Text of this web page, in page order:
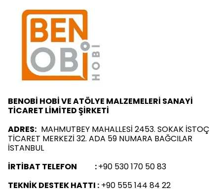
BENOBİ HOBİ VE ATÖLYE MALZEMELERİ SANAYİ
TİCARET LİMİTED ŞİRKETİ
ADRES: MAHMUTBEY MAHALLESİ 2453. SOKAK İSTOÇ
TİCARET MERKEZİ 32. ADA 59 NUMARA BAĞCILAR
İSTANBUL
İRTİBAT TELEFON :+90 530 170 50 83
TEKNİK DESTEK HATTI : +90 555 144 84 22